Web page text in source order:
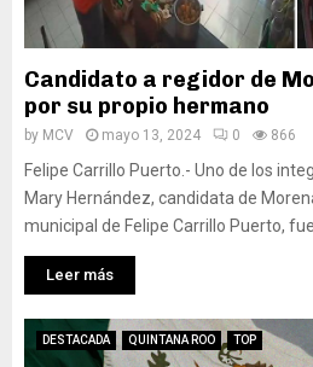
Candidato a regidor de
por su propio hermano
by MCV mayo 13, 2024 0 866
Felipe Carrillo Puerto.- Uno de los
Mary Hernández, candidata de
municipal de Felipe Carrillo Puerto,
Leer más
DESTACADA QUINTANA ROO TOP